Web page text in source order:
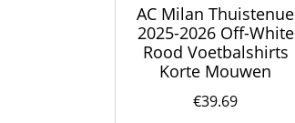
AC Milan Thuistenue
2025-2026 Off-White
Rood Voetbalshirts
Korte Mouwen
€39.69